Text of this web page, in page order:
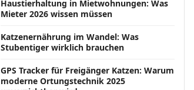
Haustierhaltung in Mietwohnungen: Was
Mieter 2026 wissen müssen
Katzenernährung im Wandel: Was
Stubentiger wirklich brauchen
GPS Tracker für Freigänger Katzen: Warum
moderne Ortungstechnik 2025